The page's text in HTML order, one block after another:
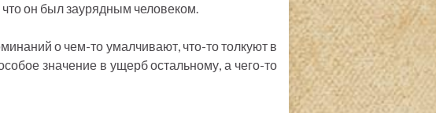
он был заурядным человеком.
о чем-то умалчивают, что-то толкуют в
значение в ущерб остальному, а чего-то